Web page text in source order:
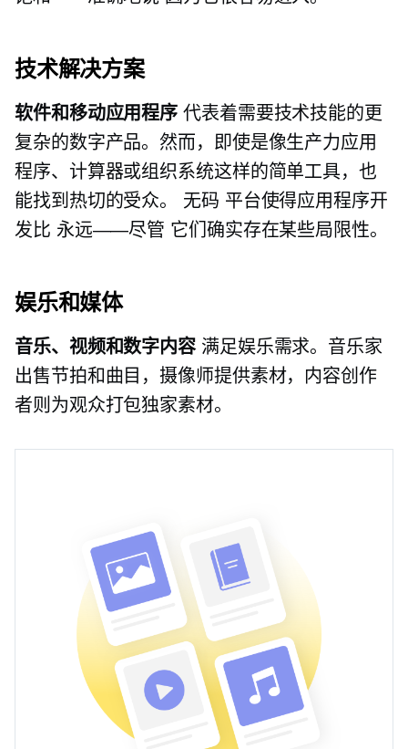
技术解决方案
软件和移动应用程序 代表着需要技术技能的更
复杂的数字产品。然而，即使是像生产力应用
程序、计算器或组织系统这样的简单工具，也
能找到热切的受众。 无码 平台使得应用程序开
发比 永远——尽管 它们确实存在某些局限性。
娱乐和媒体
音乐、视频和数字内容满足娱乐需求。音乐家
出售节拍和曲目，摄像师提供素材，内容创作
者则为观众打包独家素材。